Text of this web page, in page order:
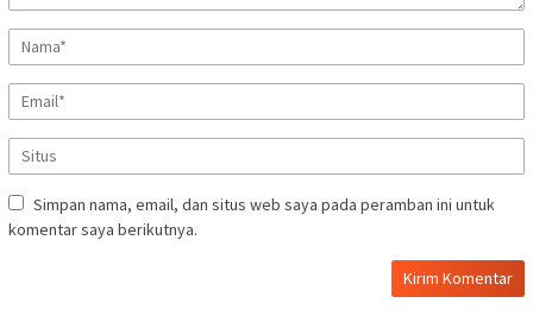
Simpan nama, email, dan situs web saya pada peramban ini untuk
komentar saya berikutnya.